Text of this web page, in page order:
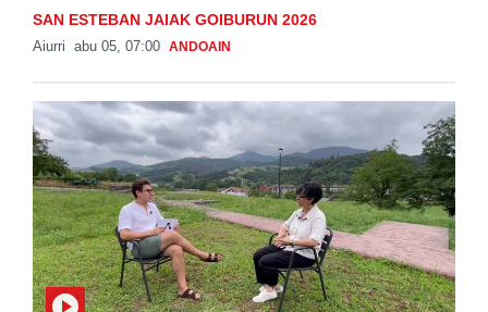
SAN ESTEBAN JAIAK GOIBURUN 2026
Aiurri abu 05, 07:00 ANDOAIN